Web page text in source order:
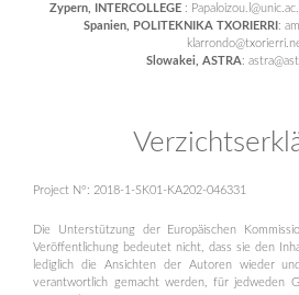
Zypern, INTERCOLLEGE :
Spanien, POLITEKNIKA TXORIERRI :
Slowakei, ASTRA:
Project N°: 2018-1-SK01-KA202-046331
Die Unterstützung der Europäischen
Veröffentlichung bedeutet nicht, dass sie den
lediglich die Ansichten der Autoren wieder
verantwortlich gemacht werden, für jedweden